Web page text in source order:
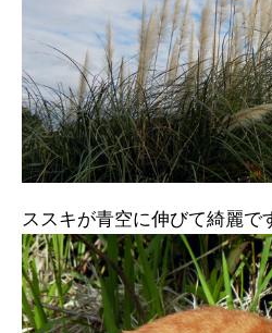
ススキが青空に伸びて綺麗で